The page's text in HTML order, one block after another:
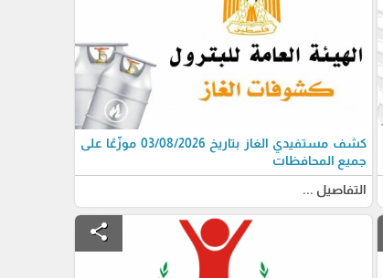
كشف مستفيدي الغاز بتاريخ 03/08/2026 موزّعًا على
جميع المحافظات
التفاصيل ...
share